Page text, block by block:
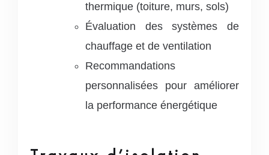
thermique (toiture, murs, sols)
Évaluation des systèmes de
chauffage et de ventilation
Recommandations
personnalisées pour améliorer
la performance énergétique